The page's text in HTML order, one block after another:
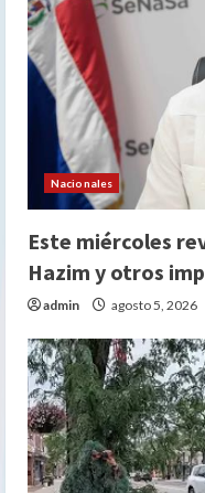
Nacionales
Este miércoles
Hazim y otros
admin agosto 5, 2026